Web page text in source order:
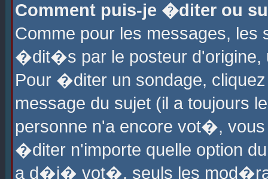
Comment puis-je �diter ou
Comme pour les messages,
�dit�s par le posteur d'origine,
Pour �diter un sondage,
message du sujet (il a toujours
personne n'a encore vot�,
�diter n'importe quelle option
a d�j� vot�, seuls les